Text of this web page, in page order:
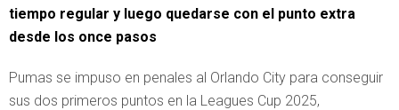
tiempo regular y luego quedarse con el punto extra
desde los once pasos
Pumas se impuso en penales al Orlando City para conseguir
sus dos primeros puntos en la Leagues Cup 2025,